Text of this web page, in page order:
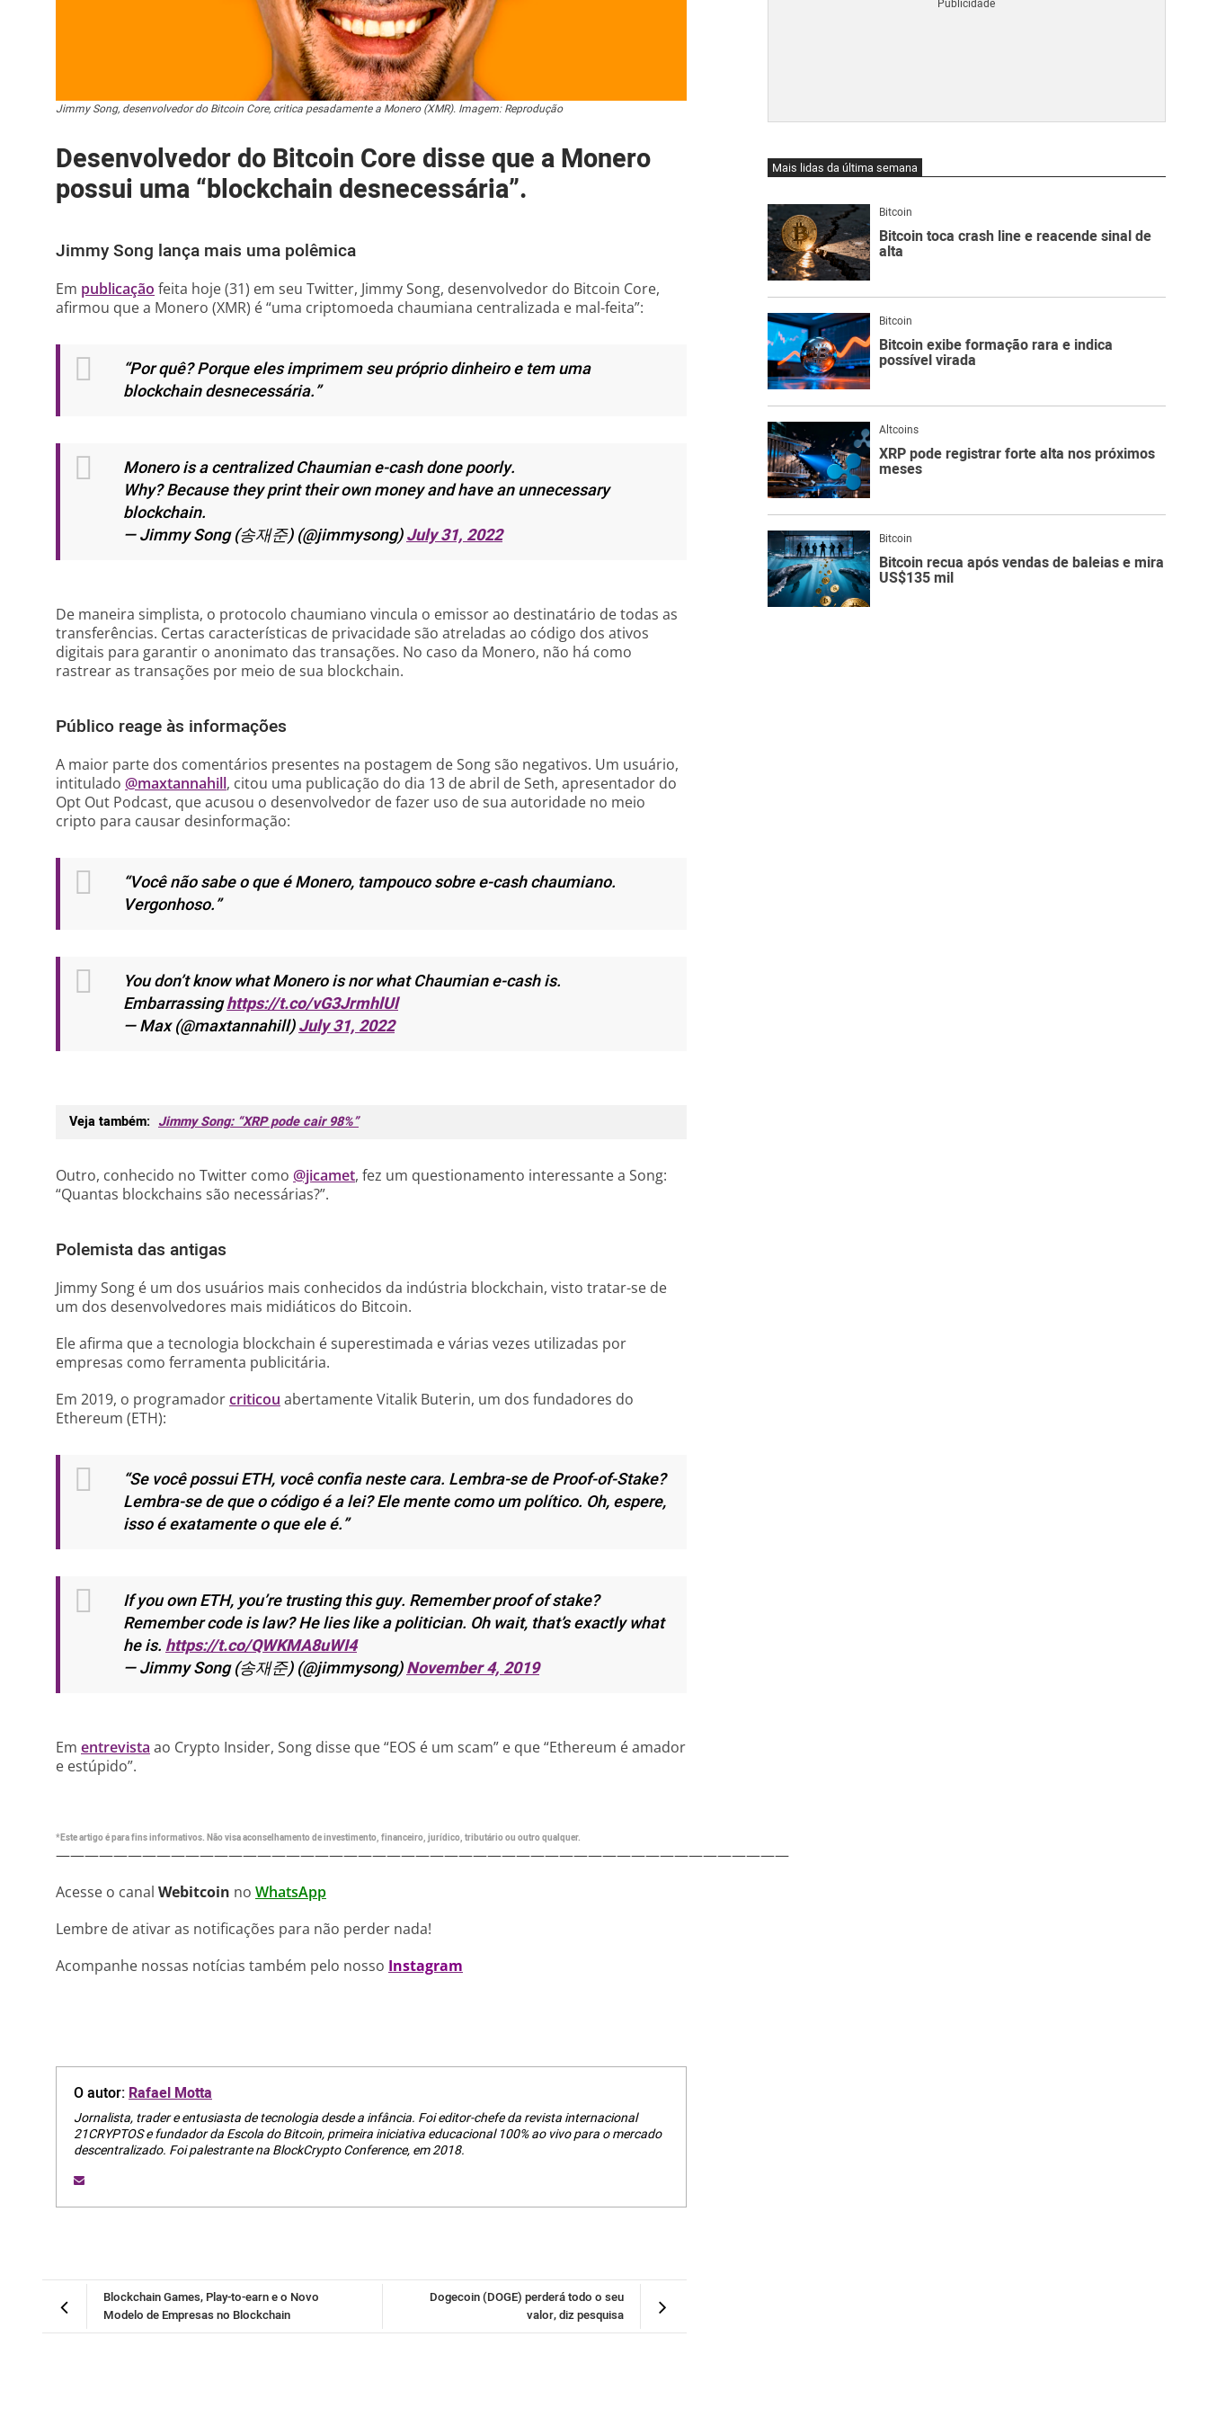
Jimmy Song, desenvolvedor do Bitcoin Core, critica pesadamente a Monero (XMR). Imagem: Reprodução
Desenvolvedor do Bitcoin Core disse que a Monero
possui uma “blockchain desnecessária”.
Jimmy Song lança mais uma polêmica
Em publicação feita hoje (31) em seu Twitter, Jimmy Song, desenvolvedor do Bitcoin Core,
afirmou que a Monero (XMR) é “uma criptomoeda chaumiana centralizada e mal-feita”:
“Por quê? Porque eles imprimem seu próprio dinheiro e tem uma
blockchain desnecessária.”
Monero is a centralized Chaumian e-cash done poorly.
Why? Because they print their own money and have an unnecessary
blockchain.
— Jimmy Song (송재준) (@jimmysong)July 31, 2022
De maneira simplista, o protocolo chaumiano vincula o emissor ao destinatário de todas as
transferências. Certas características de privacidade são atreladas ao código dos ativos
digitais para garantir o anonimato das transações. No caso da Monero, não há como
rastrear as transações por meio de sua blockchain.
Público reage às informações
A maior parte dos comentários presentes na postagem de Song são negativos. Um usuário,
intitulado @maxtannahill, citou uma publicação do dia 13 de abril de Seth, apresentador do
Opt Out Podcast, que acusou o desenvolvedor de fazer uso de sua autoridade no meio
cripto para causar desinformação:
“Você não sabe o que é Monero, tampouco sobre e-cash chaumiano.
Vergonhoso.”
You don’t know what Monero is nor what Chaumian e-cash is.
Embarrassinghttps://t.co/vG3JrmhlUl
— Max (@maxtannahill)July 31, 2022
Veja também: Jimmy Song: “XRP pode cair 98%”
Outro, conhecido no Twitter como @jicamet, fez um questionamento interessante a Song:
“Quantas blockchains são necessárias?”.
Polemista das antigas
Jimmy Song é um dos usuários mais conhecidos da indústria blockchain, visto tratar-se de
um dos desenvolvedores mais midiáticos do Bitcoin.
Ele afirma que a tecnologia blockchain é superestimada e várias vezes utilizadas por
empresas como ferramenta publicitária.
Em 2019, o programadorcriticou abertamente Vitalik Buterin, um dos fundadores do
Ethereum (ETH):
“Se você possui ETH, você confia neste cara. Lembra-se de Proof-of-Stake?
Lembra-se de que o código é a lei? Ele mente como um político. Oh, espere,
isso é exatamente o que ele é.”
If you own ETH, you’re trusting this guy. Remember proof of stake?
Remember code is law? He lies like a politician. Oh wait, that’s exactly what
he is.https://t.co/QWKMA8uWI4
— Jimmy Song (송재준) (@jimmysong)November 4, 2019
Em entrevista ao Crypto Insider, Song disse que “EOS é um scam” e que “Ethereum é amador
e estúpido”.
*Este artigo é para fins informativos. Não visa aconselhamento de investimento, financeiro, jurídico, tributário ou outro qualquer.
———————————————————————————————————————————————————
Acesse o canal Webitcoin no WhatsApp
Lembre de ativar as notificações para não perder nada!
Acompanhe nossas notícias também pelo nosso Instagram
O autor:Rafael Motta
Jornalista, trader e entusiasta de tecnologia desde a infância. Foi editor-chefe da revista internacional
21CRYPTOS e fundador da Escola do Bitcoin, primeira iniciativa educacional 100% ao vivo para o mercado
descentralizado. Foi palestrante na BlockCrypto Conference, em 2018.
Dogecoin (DOGE) perderá todo o seu
valor, diz pesquisa
Blockchain Games, Play-to-earn e o Novo
Modelo de Empresas no Blockchain
Mais lidas da última semana
Bitcoin
Bitcoin toca crash line e reacende sinal de
alta
Bitcoin
Bitcoin exibe formação rara e indica
possível virada
Altcoins
XRP pode registrar forte alta nos próximos
meses
Bitcoin
Bitcoin recua após vendas de baleias e mira
US$135 mil